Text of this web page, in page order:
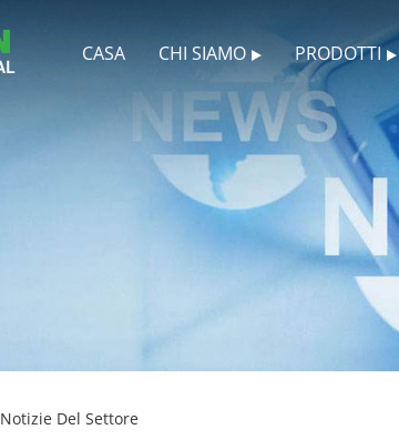
CASA CHI SIAMO PRODOTTI
Notizie Del Settore